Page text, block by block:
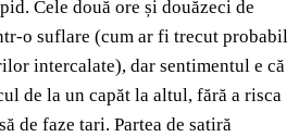
Cele două ore și douăzeci de
o suflare (cum ar fi trecut probabil
intercalate), dar sentimentul e că
de la un capăt la altul, fără a risca
de faze tari. Partea de satiră